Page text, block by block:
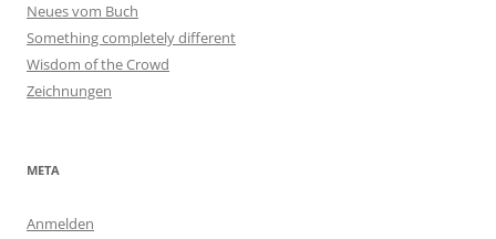
Neues vom Buch
Something completely different
Wisdom of the Crowd
Zeichnungen
META
Anmelden